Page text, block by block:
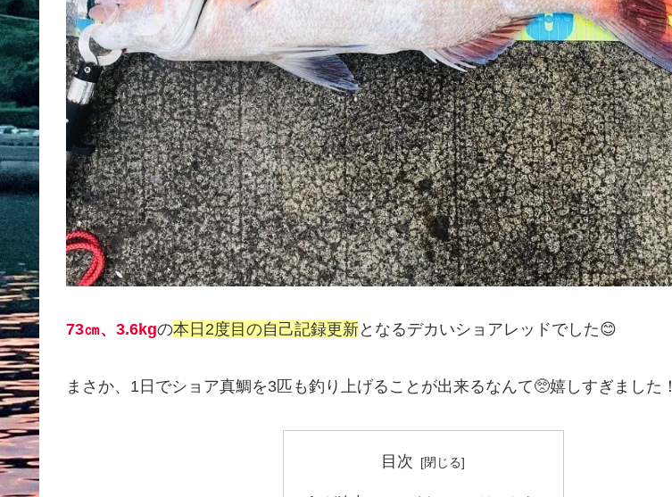
73㎝、3.6kgの本日2度目の自己記録更新となるデカいショアレッドでした😊
まさか、1日でショア真鯛を3匹も釣り上げることが出来るなんて🥺嬉しすぎました！
目次